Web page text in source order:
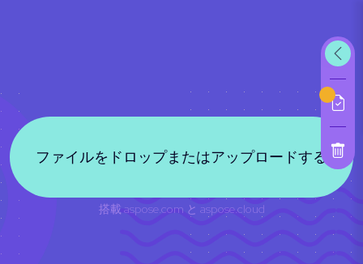
ファイルをドロップまたはアップロードする
搭載 aspose.com と aspose.cloud